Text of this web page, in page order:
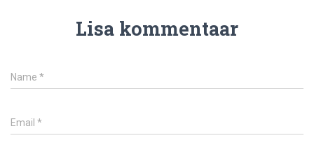
Lisa kommentaar
Name *
Email *